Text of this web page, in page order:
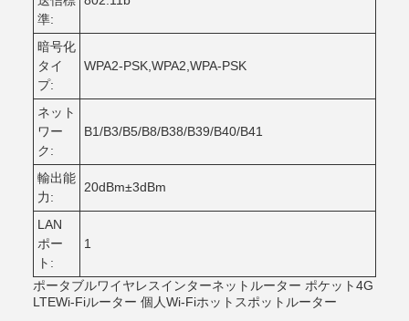
準:
暗号化
タイ
プ:
WPA2-PSK,WPA2,WPA-PSK
ネット
ワー
ク:
B1/B3/B5/B8/B38/B39/B40/B41
輸出能
力:
20dBm±3dBm
LAN
ポー
ト:
1
ポータブルワイヤレスインターネットルーター ポケット4G
LTEWi-Fiルーター 個人Wi-Fiホットスポットルーター